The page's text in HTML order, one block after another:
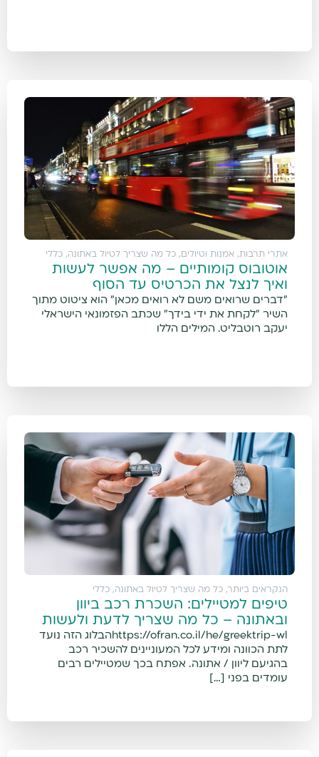
אתרי תרבות, אמנות וטיולים , כל מה שצריך לטיול באתונה, כללי
אוטובוס קומותיים – מה אפשר לעשות
ואיך לנצל את הכרטיס עד הסוף
"דברים שרואים משם לא רואים מכאן" הוא ציטוט מתוך
השיר "לקחת את ידי בידך" שכתב הפזמונאי הישראלי
יעקב רוטבליט. המילים הללו
הנקראים ביותר, כל מה שצריך לטיול באתונה, כללי
טיפים למטיילים: השכרת רכב ביוון
ובאתונה – כל מה שצריך לדעת ולעשות
https://ofran.co.il/he/greektrip-wlהבלוג הזה נועד
לתת הכוונה ומידע לכל המעוניינים להשכיר רכב
בהגיעם ליוון / אתונה. אפתח בכך שמטיילים רבים
עומדים בפני […]